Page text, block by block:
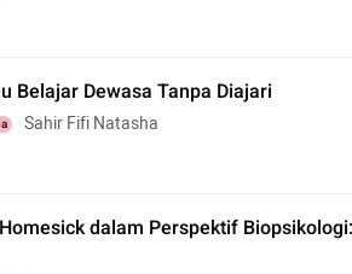
Belajar Dewasa Tanpa Diajari
Sahir Fifi Natasha
dalam Perspektif